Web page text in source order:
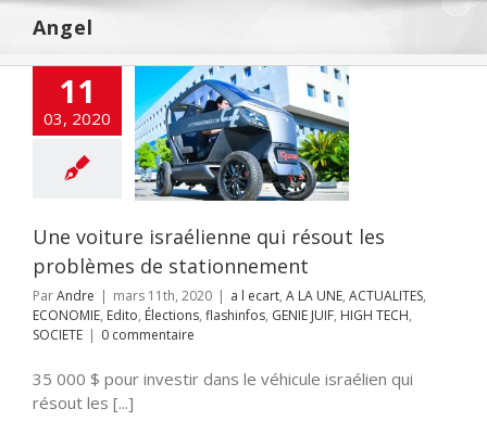
Angel
11
03, 2020
voiture
de
A LA UNE
ECONOMIE
SOCIETEUne voiture israélienne qui résout les
problèmes de stationnement
ParAndre | mars 11th, 2020 | a l ecart, A LA UNE, ACTUALITES,
ECONOMIE, Edito, Élections, flashinfos, GENIE JUIF, HIGH TECH,
SOCIETE | 0 commentaire
35 000 $ pour investir dans le véhicule israélien qui
résout les [...]